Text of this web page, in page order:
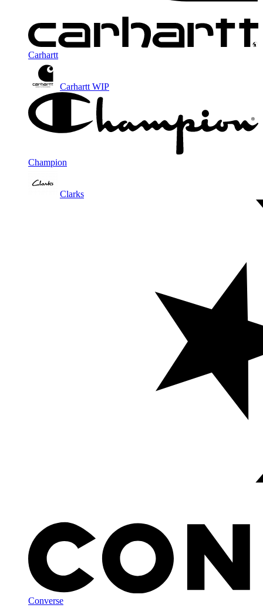
Carhartt
Carhartt WIP
Champion
Clarks
Converse